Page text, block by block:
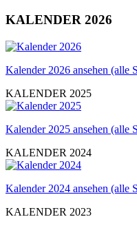
KALENDER 2026
Kalender 2026 ansehen (alle
KALENDER 2025
Kalender 2025 ansehen (alle
KALENDER 2024
Kalender 2024 ansehen (alle
KALENDER 2023